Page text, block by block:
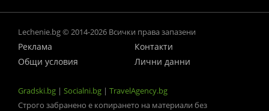
Lechenie.bg © 2014-2026 Всички права запазени
Реклама
Контакти
Общи условия
Лични данни
Gradski.bg | Socialni.bg | TravelAgency.bg
Строго забранено е копирането на материали без